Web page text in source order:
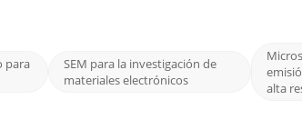
para
SEM para la investigación de
materiales electrónicos
alta